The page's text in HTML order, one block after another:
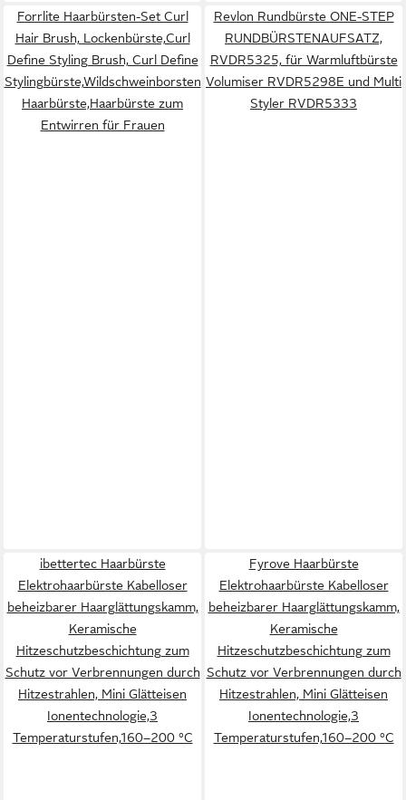
Forrlite Haarbürsten-Set Curl
Hair Brush, Lockenbürste,Curl
Define Styling Brush, Curl Define
Stylingbürste,Wildschweinborsten
Haarbürste,Haarbürste zum
Entwirren für Frauen
Revlon Rundbürste ONE-STEP
RUNDBÜRSTENAUFSATZ,
RVDR5325, für Warmluftbürste
Volumiser RVDR5298E und Multi
Styler RVDR5333
ibettertec Haarbürste
Elektrohaarbürste Kabelloser
beheizbarer Haarglättungskamm,
Keramische
Hitzeschutzbeschichtung zum
Schutz vor Verbrennungen durch
Hitzestrahlen, Mini Glätteisen
Ionentechnologie,3
Temperaturstufen,160–200 °C
Fyrove Haarbürste
Elektrohaarbürste Kabelloser
beheizbarer Haarglättungskamm,
Keramische
Hitzeschutzbeschichtung zum
Schutz vor Verbrennungen durch
Hitzestrahlen, Mini Glätteisen
Ionentechnologie,3
Temperaturstufen,160–200 °C